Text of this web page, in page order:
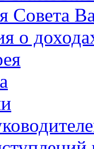
Совета
о